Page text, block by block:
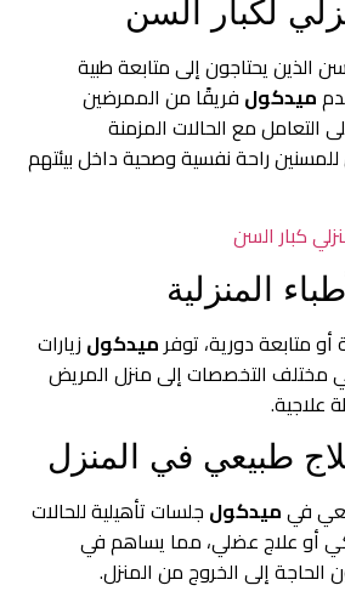
الذين يحتاجون إلى متابعة طبية
ميدكول فريقًا من الممرضين
التعامل مع الحالات المزمنة
راحة نفسية وصحية داخل بيئتهم
كبار السن
متابعة دورية، توفر ميدكول زيارات
التخصصات إلى منزل المريض
علاجية.
فيميدكول جلسات تأهيلية للحالات
أو علاج عضلي، مما يساهم في
إلى الخروج من المنزل.